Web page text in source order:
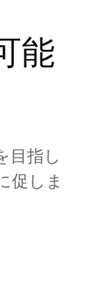
能
目指し
促しま